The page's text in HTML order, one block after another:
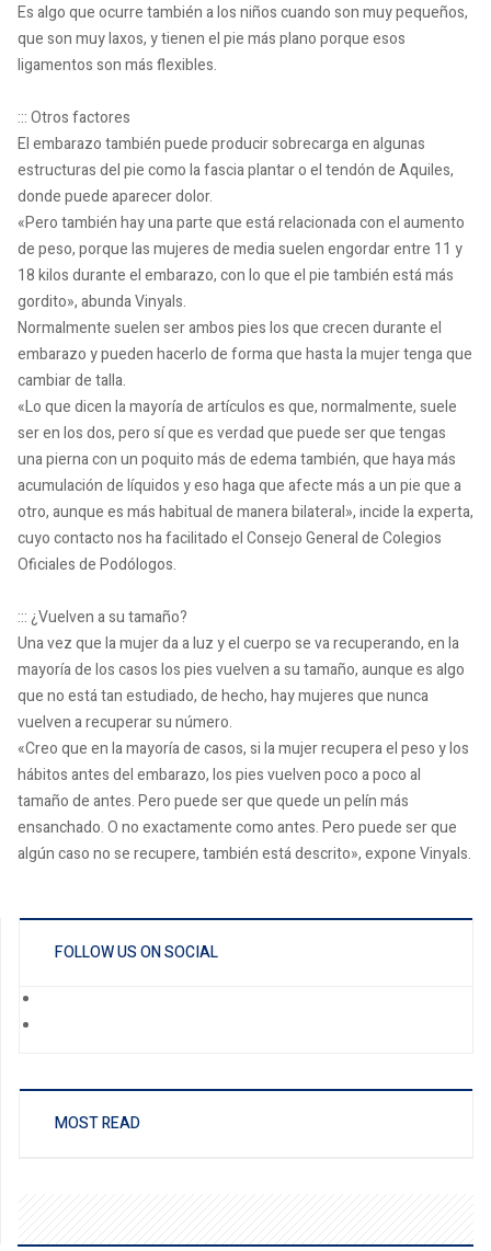
Es algo que ocurre también a los niños cuando son muy pequeños,
que son muy laxos, y tienen el pie más plano porque esos
ligamentos son más flexibles.
::: Otros factores
El embarazo también puede producir sobrecarga en algunas
estructuras del pie como la fascia plantar o el tendón de Aquiles,
donde puede aparecer dolor.
«Pero también hay una parte que está relacionada con el aumento
de peso, porque las mujeres de media suelen engordar entre 11 y
18 kilos durante el embarazo, con lo que el pie también está más
gordito», abunda Vinyals.
Normalmente suelen ser ambos pies los que crecen durante el
embarazo y pueden hacerlo de forma que hasta la mujer tenga que
cambiar de talla.
«Lo que dicen la mayoría de artículos es que, normalmente, suele
ser en los dos, pero sí que es verdad que puede ser que tengas
una pierna con un poquito más de edema también, que haya más
acumulación de líquidos y eso haga que afecte más a un pie que a
otro, aunque es más habitual de manera bilateral», incide la experta,
cuyo contacto nos ha facilitado el Consejo General de Colegios
Oficiales de Podólogos.
::: ¿Vuelven a su tamaño?
Una vez que la mujer da a luz y el cuerpo se va recuperando, en la
mayoría de los casos los pies vuelven a su tamaño, aunque es algo
que no está tan estudiado, de hecho, hay mujeres que nunca
vuelven a recuperar su número.
«Creo que en la mayoría de casos, si la mujer recupera el peso y los
hábitos antes del embarazo, los pies vuelven poco a poco al
tamaño de antes. Pero puede ser que quede un pelín más
ensanchado. O no exactamente como antes. Pero puede ser que
algún caso no se recupere, también está descrito», expone Vinyals.
FOLLOW US ON SOCIAL
MOST READ